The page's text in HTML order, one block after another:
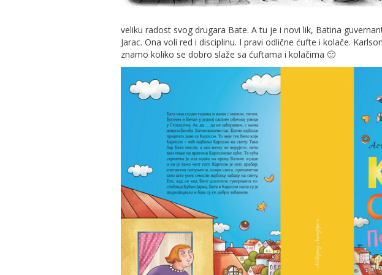
veliku radost svog drugara Bate. A tu je i novi lik, Batina
Jarac. Ona voli red i disciplinu. I pravi odlične ćufte i kolače.
znamo koliko se dobro slaže sa ćuftama i kolačima 🙂